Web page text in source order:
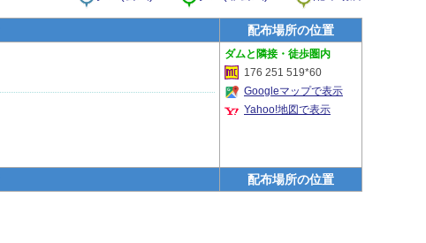
配布場所の位置
隣接・徒歩圏内
176 251 519*60
Googleマップで表示
Yahoo!地図で表示
配布場所の位置